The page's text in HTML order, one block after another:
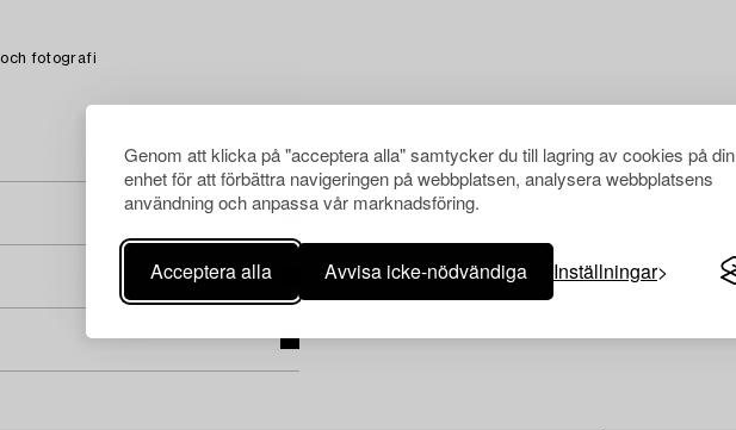
Genom att klicka på "acceptera alla" samtycker du till lagring av cookies på din
enhet för att förbättra navigeringen på webbplatsen, analysera webbplatsens
användning och anpassa vår marknadsföring.
Acceptera alla Avvisa icke-nödvändiga Inställningar
fotografi